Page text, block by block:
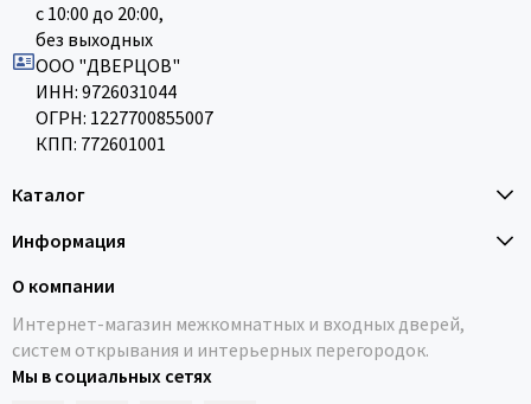
с 10:00 до 20:00,
без выходных
ООО "ДВЕРЦОВ"
ИНН: 9726031044
ОГРН: 1227700855007
КПП: 772601001
Каталог
Информация
О компании
Интернет-магазин межкомнатных и входных дверей,
систем открывания и интерьерных перегородок.
Мы в социальных сетях